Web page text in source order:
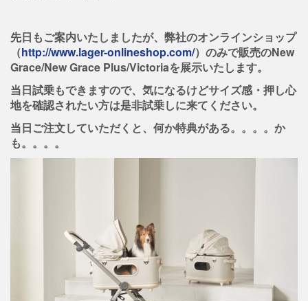
先日もご案内いたしましたが、弊社のオンラインショップ
（http://www.lager-onlineshop.com/）のみで販売のNew
Grace/New Grace Plus/Victoriaを展示いたします。
当日試乗もできますので、気になるけどサイズ感・押し心
地を確認されたい方は是非試乗しに来てください。
当日ご注文していただくと、何か特典がある。。。。か
も。。。。